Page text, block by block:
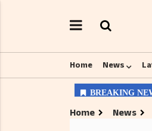
Home News
Home News